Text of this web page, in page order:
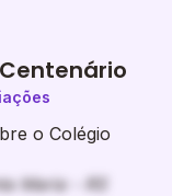
o Colégio
Maria - RS